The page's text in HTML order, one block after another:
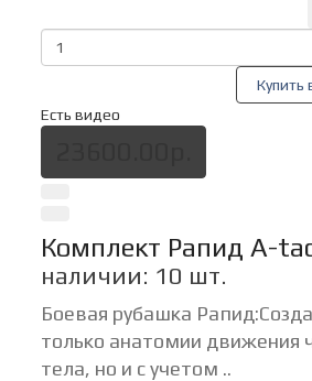
Купить
Есть видео
Комплект Рапид A-
наличии: 10 шт.
Боевая рубашка
только анатомии движения
тела, но и с учетом ..